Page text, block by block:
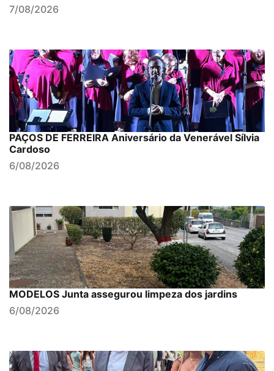
7/08/2026
PAÇOS DE FERREIRA Aniversário da Venerável Sílvia
Cardoso
6/08/2026
MODELOS Junta assegurou limpeza dos jardins
6/08/2026